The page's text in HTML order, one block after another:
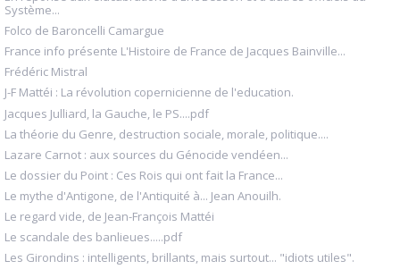
Système...
Folco de Baroncelli Camargue
France info présente L'Histoire de France de Jacques Bainville...
Frédéric Mistral
J-F Mattéi : La révolution copernicienne de l'education.
Jacques Julliard, la Gauche, le PS....pdf
La théorie du Genre, destruction sociale, morale, politique....
Lazare Carnot : aux sources du Génocide vendéen...
Le dossier du Point : Ces Rois qui ont fait la France...
Le mythe d'Antigone, de l'Antiquité à... Jean Anouilh.
Le regard vide, de Jean-François Mattéi
Le scandale des banlieues.....pdf
Les Girondins : intelligents, brillants, mais surtout... "idiots utiles".